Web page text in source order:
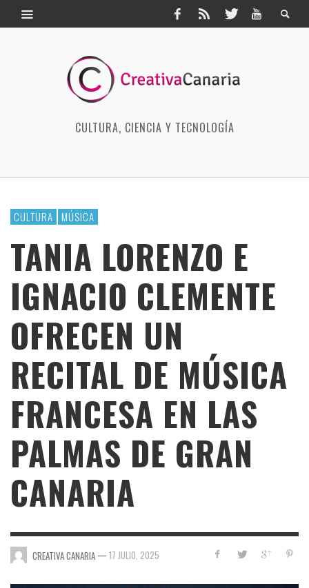
CULTURA, CIENCIA Y TECNOLOGÍA
CULTURA MÚSICA
TANIA LORENZO E
IGNACIO CLEMENTE
OFRECEN UN
RECITAL DE MÚSICA
FRANCESA EN LAS
PALMAS DE GRAN
CANARIA
CREATIVA CANARIA — 17 JULIO, 2025